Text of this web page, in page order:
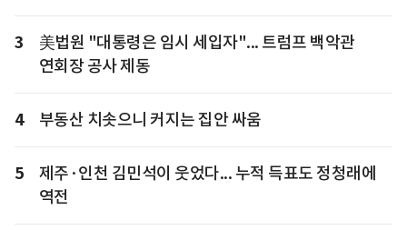
3
美법원 "대통령은 임시 세입자"... 트럼프 백악관
연회장 공사 제동
4 부동산 치솟으니 커지는 집안 싸움
5
제주·인천 김민석이 웃었다... 누적 득표도 정청래에
역전